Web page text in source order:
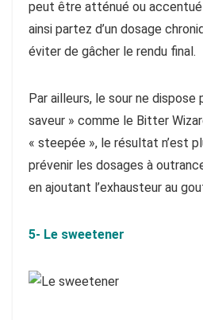
peut être atténué ou accentué
ainsi partez d’un dosage
éviter de gâcher le rendu final.
Par ailleurs, le sour ne dispose
saveur » comme le Bitter
« steepée », le résultat n’est
prévenir les dosages à
en ajoutant l’exhausteur au
5- Le sweetener